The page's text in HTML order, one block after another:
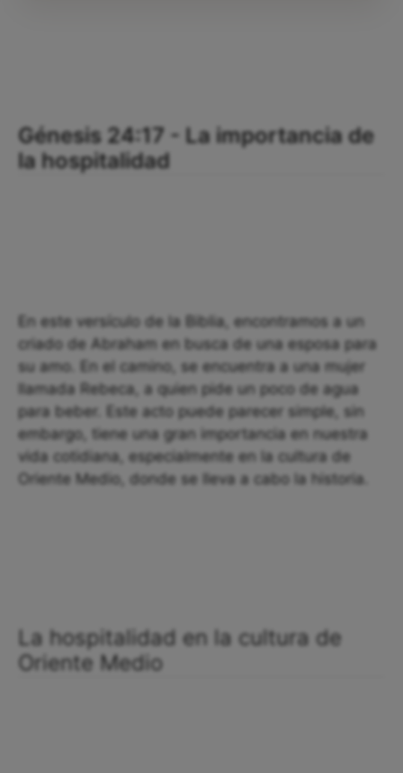
Génesis 24:17 - La importancia de
la hospitalidad
En este versículo de la Biblia, encontramos a un
criado de Abraham en busca de una esposa para
su amo. En el camino, se encuentra a una mujer
llamada Rebeca, a quien pide un poco de agua
para beber. Este acto puede parecer simple, sin
embargo, tiene una gran importancia en nuestra
vida cotidiana, especialmente en la cultura de
Oriente Medio, donde se lleva a cabo la historia.
La hospitalidad en la cultura de
Oriente Medio